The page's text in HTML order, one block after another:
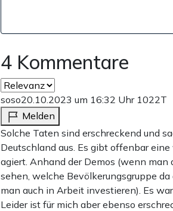
4 Kommentare
soso20.10.2023 um 16:32 Uhr 1022T
Melden
Solche Taten sind erschreckend und
Deutschland aus. Es gibt offenbar
agiert. Anhand der Demos (wenn
sehen, welche Bevölkerungsgruppe
man auch in Arbeit investieren). Es
Leider ist für mich aber ebenso